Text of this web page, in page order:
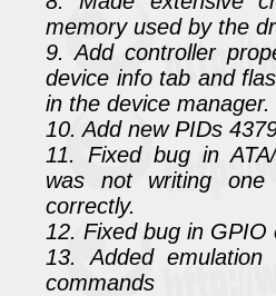
memory used by the
9. Add controller
device info tab and
in the device manager.
10. Add new PIDs
11. Fixed bug in
was not writing
correctly.
12. Fixed bug in GPIO
13. Added
commands